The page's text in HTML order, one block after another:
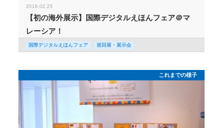
2018.02.25
【初の海外展示】国際デジタルえほんフェア＠マ
レーシア！
国際デジタルえほんフェア 巡回展・展示会
これまでの様子